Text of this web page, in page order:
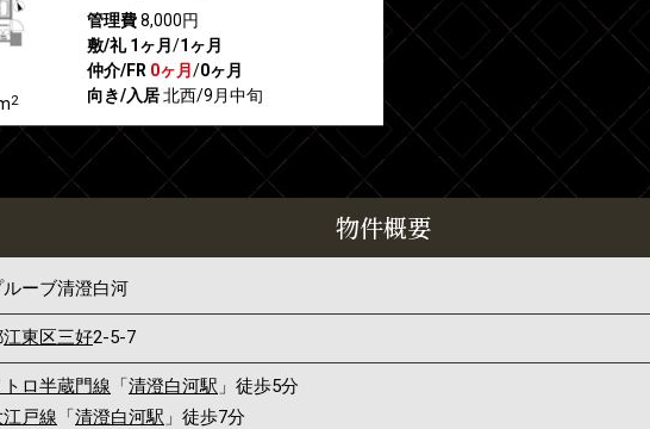
2
管理費8,000円
敷/礼 1ヶ月 /1ヶ月
仲介/FR 0ヶ月 /0ヶ月
向き/入居北西/9月中旬
物件概要
ーブ清澄白河
江東区三好2-5-7
ロ半蔵門線 「清澄白河駅 」徒歩5分
戸線 「清澄白河駅 」徒歩7分